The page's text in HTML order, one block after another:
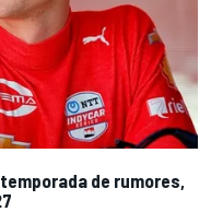
de rumores,